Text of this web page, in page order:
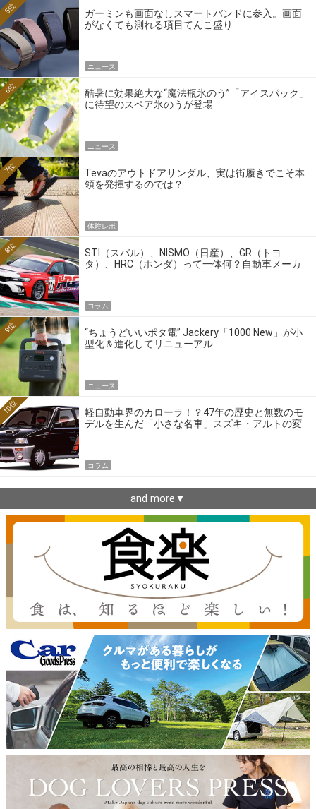
ガーミンも画面なしスマートバンドに参入。画面
がなくても測れる項目てんこ盛り
5位
ニュース
酷暑に効果絶大な“魔法瓶氷のう”「アイスパック」
に待望のスペア氷のうが登場
6位
ニュース
Tevaのアウトドアサンダル、実は街履きでこそ本
領を発揮するのでは？
7位
体験レポ
STI（スバル）、NISMO（日産）、GR（トヨ
タ）、HRC（ホンダ）って一体何？自動車メーカ
8位
コラム
“ちょうどいいポタ電” Jackery「1000 New」が小
型化＆進化してリニューアル
9位
ニュース
軽自動車界のカローラ！？47年の歴史と無数のモ
デルを生んだ「小さな名車」スズキ・アルトの変
10位
コラム
and more▼